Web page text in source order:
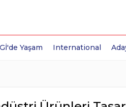
Yaşam International